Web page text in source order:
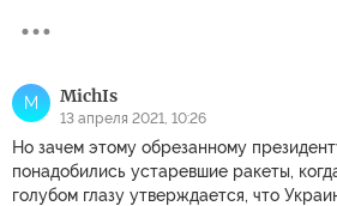
M MichIs
13 апреля 2021, 10:26
Но зачем этому обрезанному
понадобились устаревшие ракеты,
голубом глазу утверждается, что